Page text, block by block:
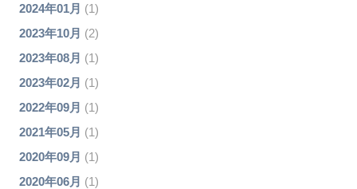
2024年01月 (1)
2023年10月 (2)
2023年08月 (1)
2023年02月 (1)
2022年09月 (1)
2021年05月 (1)
2020年09月 (1)
2020年06月 (1)